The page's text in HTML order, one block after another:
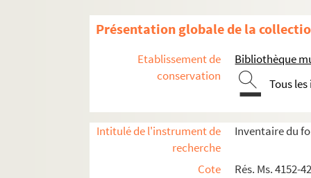
Présentation globale de la
Etablissement de
conservation
Bibliothèque
Tous
Intitulé de l'instrument de
recherche
Inventaire du
Cote
Rés. Ms. 4152-